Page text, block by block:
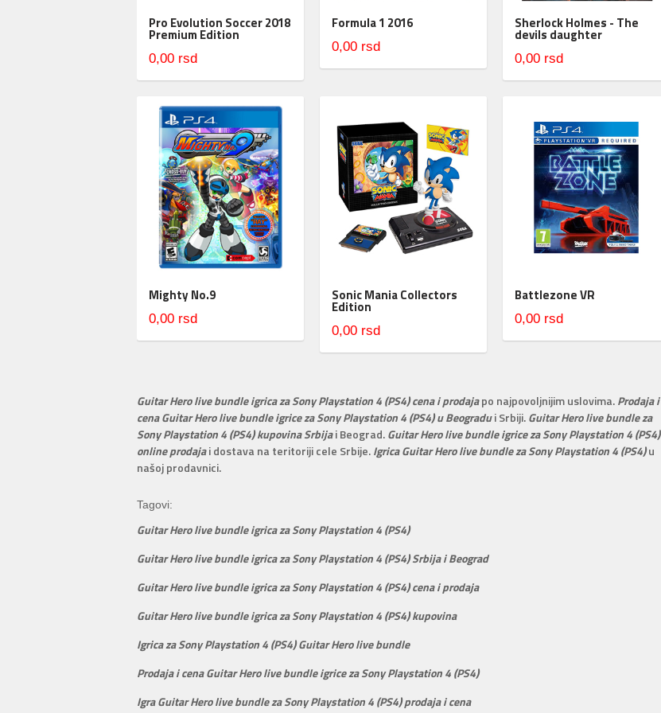
Pro Evolution Soccer 2018
Premium Edition
0,00 rsd
Formula 1 2016
0,00 rsd
Sherlock Holmes - The
devils daughter
0,00 rsd
Mighty No.9
0,00 rsd
Sonic Mania Collectors
Edition
0,00 rsd
Battlezone VR
0,00 rsd
Guitar Hero live bundle igrica za Sony Playstation 4 (PS4) cena i prodajapo najpovoljnijim uslovima.Prodaja i
cena Guitar Hero live bundle igrice za Sony Playstation 4 (PS4) u Beogradui Srbiji.Guitar Hero live bundle za
Sony Playstation 4 (PS4) kupovina Srbijai Beograd.Guitar Hero live bundle igrice za Sony Playstation 4 (PS4)
online prodajai dostava na teritoriji cele Srbije.Igrica Guitar Hero live bundle za Sony Playstation 4 (PS4)u
našoj prodavnici.
Tagovi:
Guitar Hero live bundle igrica za Sony Playstation 4 (PS4)
Guitar Hero live bundle igrica za Sony Playstation 4 (PS4) Srbija i Beograd
Guitar Hero live bundle igrica za Sony Playstation 4 (PS4) cena i prodaja
Guitar Hero live bundle igrica za Sony Playstation 4 (PS4) kupovina
Igrica za Sony Playstation 4 (PS4) Guitar Hero live bundle
Prodaja i cena Guitar Hero live bundle igrice za Sony Playstation 4 (PS4)
Igra Guitar Hero live bundle za Sony Playstation 4 (PS4) prodaja i cena